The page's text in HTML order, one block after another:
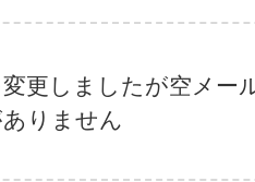
更しましたが空メー
りません